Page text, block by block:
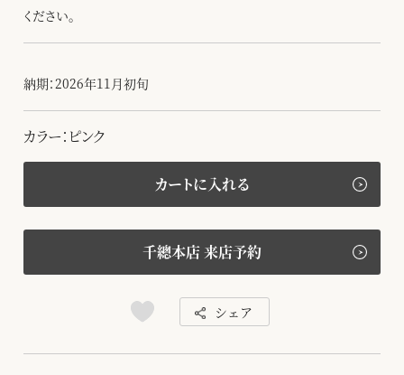
ください。
納期：2026年11月初旬
カラー：ピンク
カートに入れる
千總本店 来店予約
シェア